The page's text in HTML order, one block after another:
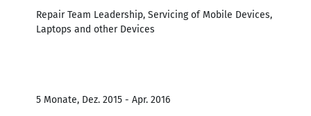
Repair Team Leadership, Servicing of Mobile Devices,
Laptops and other Devices
5 Monate, Dez. 2015 - Apr. 2016